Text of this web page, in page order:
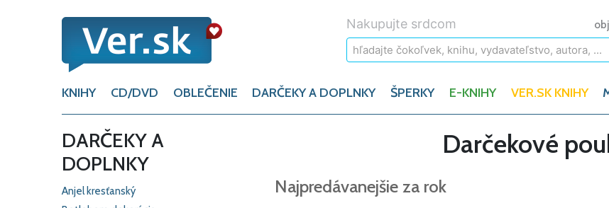
Nakupujte srdcom
KNIHY CD/DVD OBLEČENIE DARČEKY A DOPLNKY ŠPERKY E-KNIHY VER.SK KNIHY
DARČEKY A
DOPLNKY
Anjel kresťanský
Darčekové
Najpredávanejšie za rok